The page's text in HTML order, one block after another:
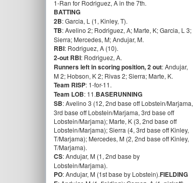
1-Ran for Rodriguez, A in the 7th.
BATTING
2B: Garcia, L (1, Kinley, T).
TB: Avelino 2; Rodriguez, A; Marte, K; Garcia, L 3;
Sierra; Mercedes, M; Andujar, M.
RBI: Rodriguez, A (10).
2-out RBI: Rodriguez, A.
Runners left in scoring position, 2 out: Andujar,
M 2; Hobson, K 2; Rivas 2; Sierra; Marte, K.
Team RISP: 1-for-11.
Team LOB: 11.BASERUNNING
SB: Avelino 3 (12, 2nd base off Lobstein/Marjama,
3rd base off Lobstein/Marjama, 3rd base off
Lobstein/Marjama); Marte, K (3, 2nd base off
Lobstein/Marjama); Sierra (4, 3rd base off Kinley,
T/Marjama); Mercedes, M (2, 2nd base off Kinley,
T/Marjama).
CS: Andujar, M (1, 2nd base by
Lobstein/Marjama).
PO: Andujar, M (1st base by Lobstein).FIELDING